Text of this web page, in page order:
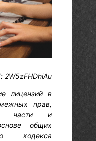
2W5zFHDhiAu
лицензий в
прав,
части и
общих
кодекса